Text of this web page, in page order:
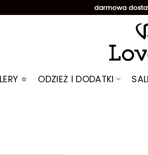
darmowa
⭐️ ODZIEŻ I DODATKI